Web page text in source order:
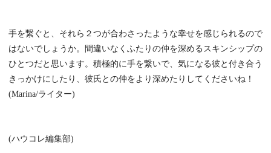
手を繋ぐと、それら２つが合わさったような幸せを感じられるので
はないでしょうか。間違いなくふたりの仲を深めるスキンシップの
ひとつだと思います。積極的に手を繋いで、気になる彼と付き合う
きっかけにしたり、彼氏との仲をより深めたりしてくださいね！
(Marina/ライター)
(ハウコレ編集部)